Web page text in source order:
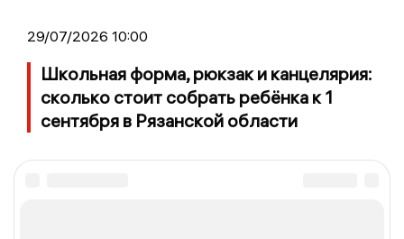
29/07/2026 10:00
Школьная форма, рюкзак и канцелярия:
сколько стоит собрать ребёнка к 1
сентября в Рязанской области